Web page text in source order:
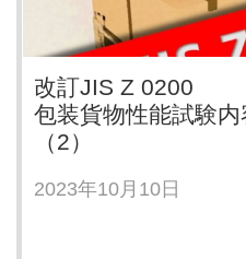
改訂JIS Z 0200
包装貨物性能試験
（2）
2023年10月10日